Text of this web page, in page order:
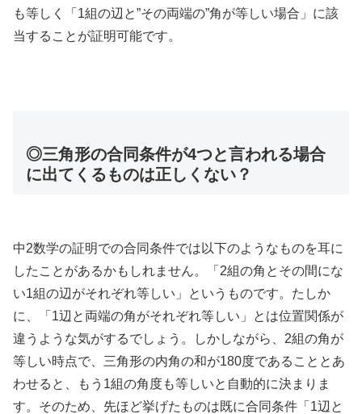
も等しく「1組の辺と”その両端の”角が等しい場合」に該
当することが証明可能です。
◎三角形の合同条件が4つと言われる場合
に出てくるものは正しくない？
中2数学の証明での合同条件では以下のようなものを耳に
したことがあるかもしれません。「2組の角とその間にな
い1組の辺がそれぞれ等しい」というものです。たしか
に、「1辺と両端の角がそれぞれ等しい」とは位置関係が
違うような気がするでしょう。しかしながら、2組の角が
等しい時点で、三角形の内角の和が180度であることとあ
わせると、もう1組の角度も等しいと自動的に決まりま
す。そのため、先ほど挙げたものは既に合同条件「1辺と